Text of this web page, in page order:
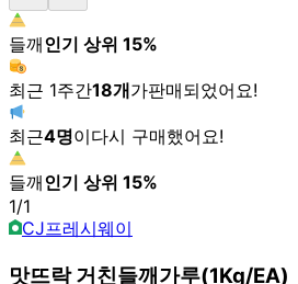
들깨인기 상위 15%
최근 1주간18개가판매되었어요!
최근4명이다시 구매했어요!
들깨인기 상위 15%
1/1
CJ프레시웨이
맛뜨락 거친들깨가루(1Kg/EA)